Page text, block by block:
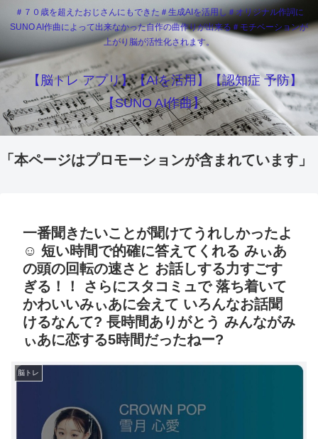
＃７０歳を超えたおじさんにもできた＃生成AIを活用し＃オリジナル作詞に
SUNO AI作曲によって出来なかった自作の曲作りが出来る＃モチベーションが
上がり脳が活性化されます。
【脳トレ アプリ】【AIを活用】【認知症 予防】
【SUNO AI作曲】
「本ページはプロモーションが含まれています」
一番聞きたいことが聞けてうれしかったよ
☺️ 短い時間で的確に答えてくれる みぃあ
の頭の回転の速さと お話しする力すごす
ぎる！！ さらにスタコミュで 落ち着いて
かわいいみぃあに会えて いろんなお話聞
けるなんて? 長時間ありがとう みんながみ
ぃあに恋する5時間だったねー?
脳トレ